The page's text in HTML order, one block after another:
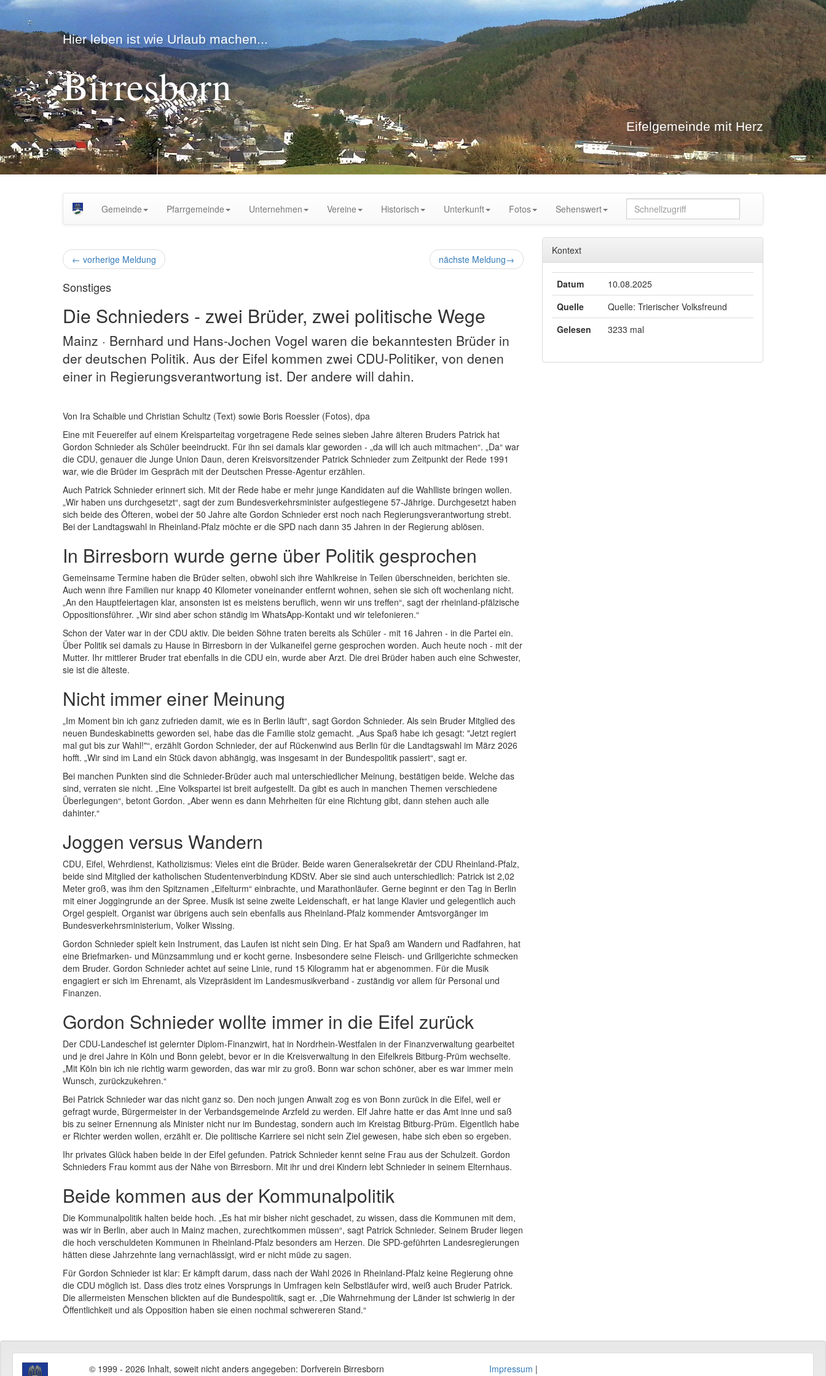
Hier leben ist wie Urlaub machen...
Birresborn
Eifelgemeinde mit Herz
Gemeinde Pfarrgemeinde Unternehmen Vereine Historisch Unterkunft Fotos Sehenswert
← vorherige Meldung nächste Meldung→
Sonstiges
Die Schnieders - zwei Brüder, zwei politische Wege
Mainz · Bernhard und Hans-Jochen Vogel waren die bekanntesten Brüder in
der deutschen Politik. Aus der Eifel kommen zwei CDU-Politiker, von denen
einer in Regierungsverantwortung ist. Der andere will dahin.
Von Ira Schaible und Christian Schultz (Text) sowie Boris Roessler (Fotos), dpa
Eine mit Feuereifer auf einem Kreisparteitag vorgetragene Rede seines sieben Jahre älteren Bruders Patrick hat
Gordon Schnieder als Schüler beeindruckt. Für ihn sei damals klar geworden - „da will ich auch mitmachen“. „Da“ war
die CDU, genauer die Junge Union Daun, deren Kreisvorsitzender Patrick Schnieder zum Zeitpunkt der Rede 1991
war, wie die Brüder im Gespräch mit der Deutschen Presse-Agentur erzählen.
Auch Patrick Schnieder erinnert sich. Mit der Rede habe er mehr junge Kandidaten auf die Wahlliste bringen wollen.
„Wir haben uns durchgesetzt“, sagt der zum Bundesverkehrsminister aufgestiegene 57-Jährige. Durchgesetzt haben
sich beide des Öfteren, wobei der 50 Jahre alte Gordon Schnieder erst noch nach Regierungsverantwortung strebt.
Bei der Landtagswahl in Rheinland-Pfalz möchte er die SPD nach dann 35 Jahren in der Regierung ablösen.
In Birresborn wurde gerne über Politik gesprochen
Gemeinsame Termine haben die Brüder selten, obwohl sich ihre Wahlkreise in Teilen überschneiden, berichten sie.
Auch wenn ihre Familien nur knapp 40 Kilometer voneinander entfernt wohnen, sehen sie sich oft wochenlang nicht.
„An den Hauptfeiertagen klar, ansonsten ist es meistens beruflich, wenn wir uns treffen“, sagt der rheinland-pfälzische
Oppositionsführer. „Wir sind aber schon ständig im WhatsApp-Kontakt und wir telefonieren.“
Schon der Vater war in der CDU aktiv. Die beiden Söhne traten bereits als Schüler - mit 16 Jahren - in die Partei ein.
Über Politik sei damals zu Hause in Birresborn in der Vulkaneifel gerne gesprochen worden. Auch heute noch - mit der
Mutter. Ihr mittlerer Bruder trat ebenfalls in die CDU ein, wurde aber Arzt. Die drei Brüder haben auch eine Schwester,
sie ist die älteste.
Nicht immer einer Meinung
„Im Moment bin ich ganz zufrieden damit, wie es in Berlin läuft“, sagt Gordon Schnieder. Als sein Bruder Mitglied des
neuen Bundeskabinetts geworden sei, habe das die Familie stolz gemacht. „Aus Spaß habe ich gesagt: "Jetzt regiert
mal gut bis zur Wahl!"“, erzählt Gordon Schnieder, der auf Rückenwind aus Berlin für die Landtagswahl im März 2026
hofft. „Wir sind im Land ein Stück davon abhängig, was insgesamt in der Bundespolitik passiert“, sagt er.
Bei manchen Punkten sind die Schnieder-Brüder auch mal unterschiedlicher Meinung, bestätigen beide. Welche das
sind, verraten sie nicht. „Eine Volkspartei ist breit aufgestellt. Da gibt es auch in manchen Themen verschiedene
Überlegungen“, betont Gordon. „Aber wenn es dann Mehrheiten für eine Richtung gibt, dann stehen auch alle
dahinter.“
Joggen versus Wandern
CDU, Eifel, Wehrdienst, Katholizismus: Vieles eint die Brüder. Beide waren Generalsekretär der CDU Rheinland-Pfalz,
beide sind Mitglied der katholischen Studentenverbindung KDStV. Aber sie sind auch unterschiedlich: Patrick ist 2,02
Meter groß, was ihm den Spitznamen „Eifelturm“ einbrachte, und Marathonläufer. Gerne beginnt er den Tag in Berlin
mit einer Joggingrunde an der Spree. Musik ist seine zweite Leidenschaft, er hat lange Klavier und gelegentlich auch
Orgel gespielt. Organist war übrigens auch sein ebenfalls aus Rheinland-Pfalz kommender Amtsvorgänger im
Bundesverkehrsministerium, Volker Wissing.
Gordon Schnieder spielt kein Instrument, das Laufen ist nicht sein Ding. Er hat Spaß am Wandern und Radfahren, hat
eine Briefmarken- und Münzsammlung und er kocht gerne. Insbesondere seine Fleisch- und Grillgerichte schmecken
dem Bruder. Gordon Schnieder achtet auf seine Linie, rund 15 Kilogramm hat er abgenommen. Für die Musik
engagiert er sich im Ehrenamt, als Vizepräsident im Landesmusikverband - zuständig vor allem für Personal und
Finanzen.
Gordon Schnieder wollte immer in die Eifel zurück
Der CDU-Landeschef ist gelernter Diplom-Finanzwirt, hat in Nordrhein-Westfalen in der Finanzverwaltung gearbeitet
und je drei Jahre in Köln und Bonn gelebt, bevor er in die Kreisverwaltung in den Eifelkreis Bitburg-Prüm wechselte.
„Mit Köln bin ich nie richtig warm geworden, das war mir zu groß. Bonn war schon schöner, aber es war immer mein
Wunsch, zurückzukehren.“
Bei Patrick Schnieder war das nicht ganz so. Den noch jungen Anwalt zog es von Bonn zurück in die Eifel, weil er
gefragt wurde, Bürgermeister in der Verbandsgemeinde Arzfeld zu werden. Elf Jahre hatte er das Amt inne und saß
bis zu seiner Ernennung als Minister nicht nur im Bundestag, sondern auch im Kreistag Bitburg-Prüm. Eigentlich habe
er Richter werden wollen, erzählt er. Die politische Karriere sei nicht sein Ziel gewesen, habe sich eben so ergeben.
Ihr privates Glück haben beide in der Eifel gefunden. Patrick Schnieder kennt seine Frau aus der Schulzeit. Gordon
Schnieders Frau kommt aus der Nähe von Birresborn. Mit ihr und drei Kindern lebt Schnieder in seinem Elternhaus.
Beide kommen aus der Kommunalpolitik
Die Kommunalpolitik halten beide hoch. „Es hat mir bisher nicht geschadet, zu wissen, dass die Kommunen mit dem,
was wir in Berlin, aber auch in Mainz machen, zurechtkommen müssen“, sagt Patrick Schnieder. Seinem Bruder liegen
die hoch verschuldeten Kommunen in Rheinland-Pfalz besonders am Herzen. Die SPD-geführten Landesregierungen
hätten diese Jahrzehnte lang vernachlässigt, wird er nicht müde zu sagen.
Für Gordon Schnieder ist klar: Er kämpft darum, dass nach der Wahl 2026 in Rheinland-Pfalz keine Regierung ohne
die CDU möglich ist. Dass dies trotz eines Vorsprungs in Umfragen kein Selbstläufer wird, weiß auch Bruder Patrick.
Die allermeisten Menschen blickten auf die Bundespolitik, sagt er. „Die Wahrnehmung der Länder ist schwierig in der
Öffentlichkeit und als Opposition haben sie einen nochmal schwereren Stand.“
Kontext
Datum
10.08.2025
Quelle
Quelle: Trierischer Volksfreund
Gelesen
3233 mal
© 1999 - 2026 Inhalt, soweit nicht anders angegeben: Dorfverein Birresborn Impressum |